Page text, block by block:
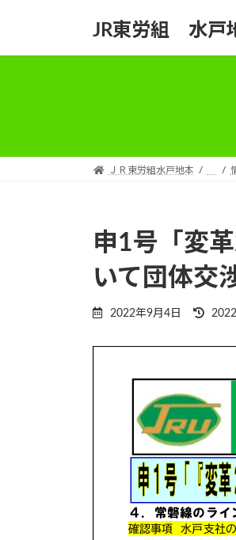
JR東労組 水戸
ＪＲ東労組水戸地本
申1号「変
いて団体交
2022年9月4日
最
日
: